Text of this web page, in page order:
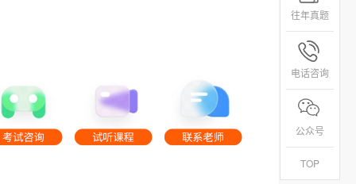
往年真题
电话咨询
公众号
TOP